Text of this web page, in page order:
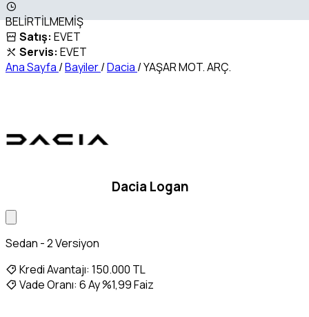
BELİRTİLMEMİŞ
Satış: EVET
Servis: EVET
Ana Sayfa /Bayiler/Dacia /YAŞAR MOT. ARÇ.
Dacia Logan
Sedan - 2 Versiyon
Kredi Avantajı: 150.000 TL
Vade Oranı: 6 Ay %1,99 Faiz